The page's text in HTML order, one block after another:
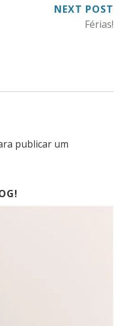
NEXT POST
Férias!
publicar um